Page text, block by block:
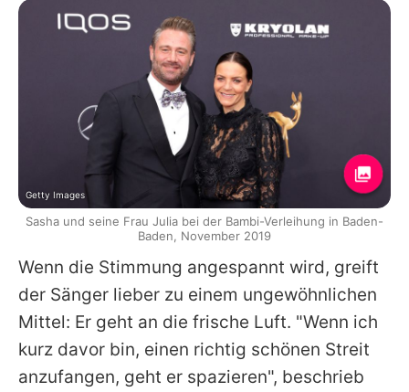
Wenn die Stimmung angespannt wird, greift
der Sänger lieber zu einem ungewöhnlichen
Mittel: Er geht an die frische Luft. "Wenn ich
kurz davor bin, einen richtig schönen Streit
anzufangen, geht er spazieren", beschrieb
Getty Images
Sasha und seine Frau Julia bei der Bambi-Verleihung in Baden-
Baden, November 2019